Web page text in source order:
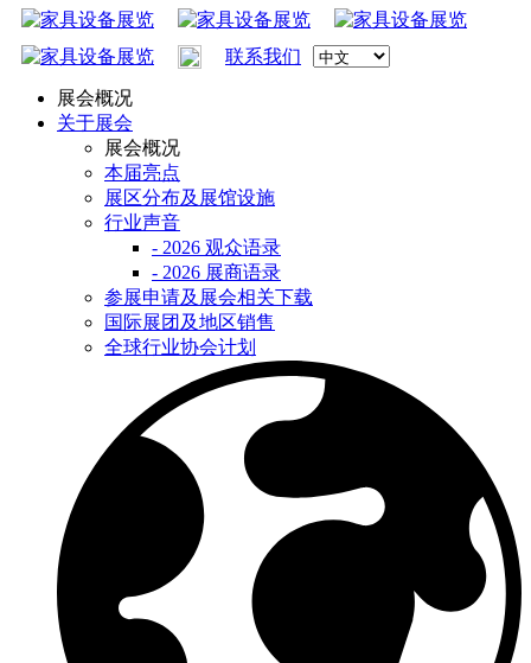
联系我们
展会概况
关于展会
展会概况
本届亮点
展区分布及展馆设施
行业声音
- 2026 观众语录
- 2026 展商语录
参展申请及展会相关下载
国际展团及地区销售
全球行业协会计划